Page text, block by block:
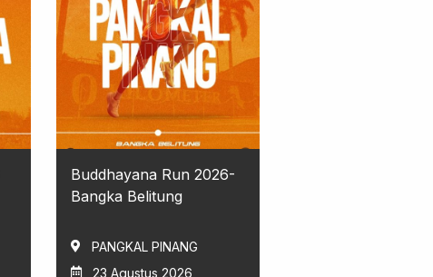
Buddhayana Run 2026-
Bangka Belitung
PANGKAL PINANG
23 Agustus 2026